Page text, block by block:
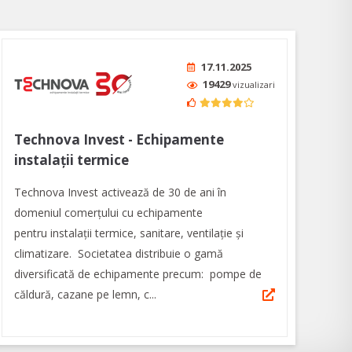
17.11.2025
19429vizualizari
Technova Invest - Echipamente
instalații termice
Technova Invest activează de 30 de ani în
domeniul comerțului cu echipamente
pentru instalații termice, sanitare, ventilaţie şi
climatizare. Societatea distribuie o gamă
diversificată de echipamente precum: pompe de
căldură, cazane pe lemn, c...